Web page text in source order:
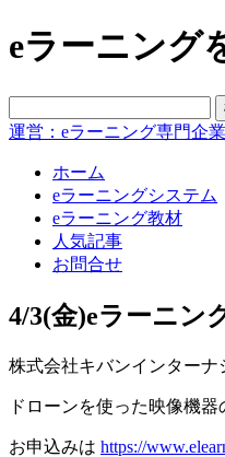
eラーニング
運営：eラーニング専門企
ホーム
eラーニングシステム
eラーニング教材
人気記事
お問合せ
4/3(金)eラーニン
株式会社キバンインターナ
ドローンを使った映像機
お申込みは https://